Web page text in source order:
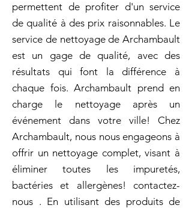
permettent de profiter d'un service
de qualité à des prix raisonnables. Le
service de nettoyage de Archambault
est un gage de qualité, avec des
résultats qui font la différence à
chaque fois. Archambault prend en
charge le nettoyage après un
événement dans votre ville! Chez
Archambault, nous nous engageons à
offrir un nettoyage complet, visant à
éliminer toutes les impuretés,
bactéries et allergènes! contactez-
nous . En utilisant des produits de